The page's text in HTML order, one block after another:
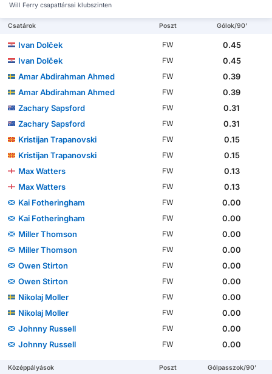
Will Ferry csapattársai klubszinten
Csatárok Poszt Gólok/90'
Ivan Dolček FW
0.45
Ivan Dolček
FW
0.45
Amar Abdirahman Ahmed
FW
0.39
Amar Abdirahman Ahmed
FW
0.39
Zachary Sapsford
FW
0.31
Zachary Sapsford
FW
0.31
Kristijan Trapanovski
FW
0.15
Kristijan Trapanovski
FW
0.15
Max Watters
FW
0.13
Max Watters
FW
0.13
Kai Fotheringham
FW
0.00
Kai Fotheringham
FW
0.00
Miller Thomson
FW
0.00
Miller Thomson
FW
0.00
Owen Stirton
FW
0.00
Owen Stirton
FW
0.00
Nikolaj Moller
FW
0.00
Nikolaj Moller
FW
0.00
Johnny Russell
FW
0.00
Johnny Russell
FW 0.00
Középpályások Poszt Gólpasszok/90'